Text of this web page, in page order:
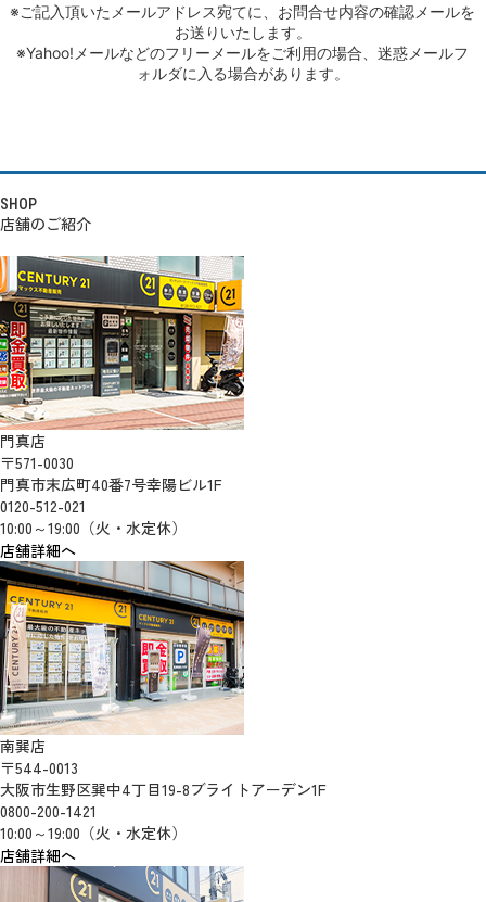
※ご記入頂いたメールアドレス宛てに、お問合せ内容の確認メールを
お送りいたします。
※Yahoo!メールなどのフリーメールをご利用の場合、迷惑メールフ
ォルダに入る場合があります。
SHOP
店舗のご紹介
門真店
〒571-0030
門真市末広町40番7号幸陽ビル1F
0120-512-021
10:00～19:00（火・水定休）
店舗詳細へ
南巽店
〒544-0013
大阪市生野区巽中4丁目19-8ブライトアーデン1F
0800-200-1421
10:00～19:00（火・水定休）
店舗詳細へ